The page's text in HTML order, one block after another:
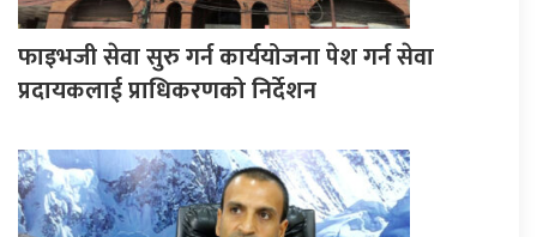
फाइभजी सेवा सुरु गर्न कार्ययोजना पेश गर्न सेवा
प्रदायकलाई प्राधिकरणको निर्देशन